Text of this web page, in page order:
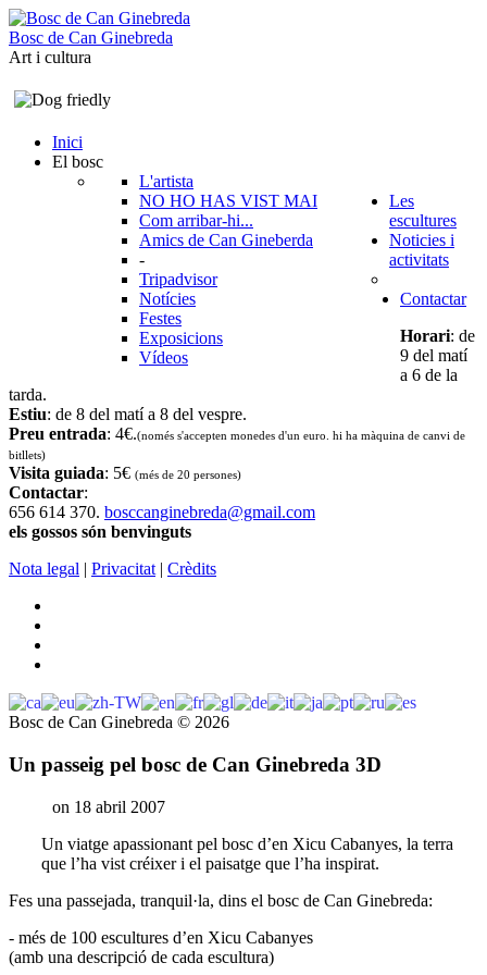
Bosc de Can Ginebreda
Art i cultura
Inici
El bosc
L'artista
NO HO HAS VIST MAI
Com arribar-hi...
Amics de Can Gineberda
-
Tripadvisor
Les
escultures
Noticies i
activitats
Notícies
Festes
Exposicions
Vídeos
Contactar
Horari: de
9 del matí
a 6 de la
tarda.
Estiu: de 8 del matí a 8 del vespre.
Preu entrada: 4€.(només s'accepten monedes d'un euro. hi ha màquina de canvi de
bitllets)
Visita guiada: 5€ (més de 20 persones)
Contactar:
656 614 370. bosccanginebreda@gmail.com
els gossos són benvinguts
Nota legal | Privacitat | Crèdits
Bosc de Can Ginebreda © 2026
Un passeig pel bosc de Can Ginebreda 3D
on 18 abril 2007
Un viatge apassionant pel bosc d’en Xicu Cabanyes, la terra
que l’ha vist créixer i el paisatge que l’ha inspirat.
Fes una passejada, tranquil·la, dins el bosc de Can Ginebreda:
- més de 100 escultures d’en Xicu Cabanyes
(amb una descripció de cada escultura)